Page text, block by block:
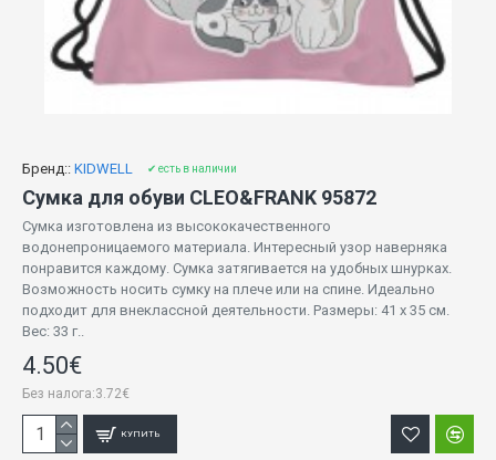
Бренд:: KIDWELL ✔ есть в наличии
Сумка для обуви CLEO&FRANK 95872
Сумка изготовлена ​​из высококачественного
водонепроницаемого материала. Интересный узор наверняка
понравится каждому. Сумка затягивается на удобных шнурках.
Возможность носить сумку на плече или на спине. Идеально
подходит для внеклассной деятельности. Размеры: 41 х 35 см.
Вес: 33 г..
4.50€
Без налога:3.72€
КУПИТЬ